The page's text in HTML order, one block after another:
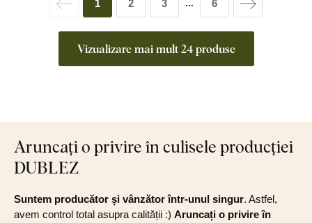
Vizualizare mai mult 24 produse
1 2 3 ... 6
Aruncați o privire în culisele producției
DUBLEZ
Suntem producător și vânzător într-unul singur. Astfel,
avem control total asupra calității :) Aruncați o privire în